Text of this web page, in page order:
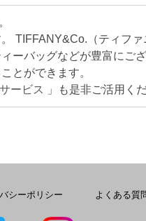
TIFFANY&Co.（ティファ
ーバッグなどが豊富にご
とができます。
ービス 」も是非ご活用く
シーポリシー よくある質